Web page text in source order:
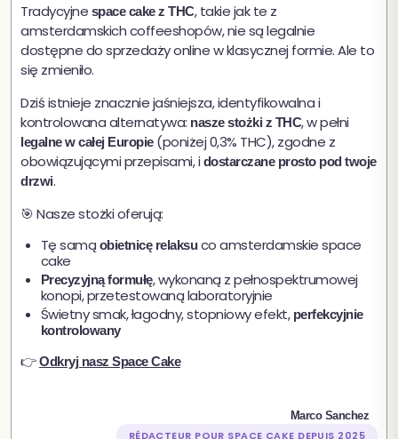
Tradycyjne space cake z THC, takie jak te z
amsterdamskich coffeeshopów, nie są legalnie
dostępne do sprzedaży online w klasycznej formie. Ale to
się zmieniło.
Dziś istnieje znacznie jaśniejsza, identyfikowalna i
kontrolowana alternatywa: nasze stożki z THC, w pełni
legalne w całej Europie(poniżej 0,3% THC), zgodne z
obowiązującymi przepisami, i dostarczane prosto pod twoje
drzwi.
🎯 Nasze stożki oferują:
Tę samą obietnicę relaksuco amsterdamskie space
cake
Precyzyjną formułę, wykonaną z pełnospektrumowej
konopi, przetestowaną laboratoryjnie
Świetny smak, łagodny, stopniowy efekt, perfekcyjnie
kontrolowany
👉Odkryj nasz Space Cake
Marco Sanchez
RÉDACTEUR POUR SPACE CAKE DEPUIS 2025